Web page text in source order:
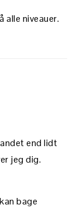
alle niveauer.
end lidt
jeg dig.
bage